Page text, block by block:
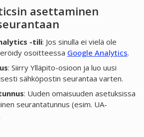
asettaminen
-tili: Jos sinulla ei vielä ole
osoitteessa Google Analytics.
: Siirry Ylläpito-osioon ja luo uusi
sähköpostin seurantaa varten.
: Uuden omaisuuden asetuksissa
seurantatunnus (esim. UA-